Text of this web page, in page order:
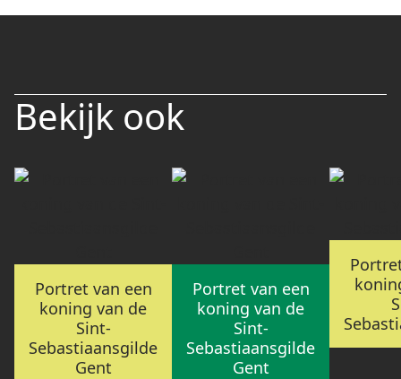
Bekijk ook
Portret van een
koning van de
Sint-
Sebastiaansgilde
Gent
Portret van een
koning van de
Sint-
Sebastiaansgilde
Gent